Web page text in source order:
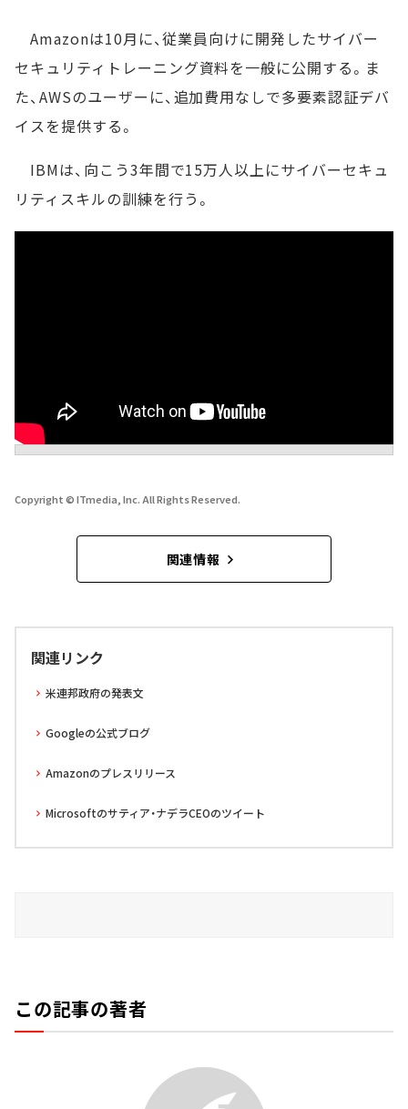
Amazonは10月に、従業員向けに開発したサイバー
セキュリティトレーニング資料を一般に公開する。ま
た、AWSのユーザーに、追加費用なしで多要素認証デバ
イスを提供する。
IBMは、向こう3年間で15万人以上にサイバーセキュ
リティスキルの訓練を行う。
Copyright © ITmedia, Inc. All Rights Reserved.
関連情報
関連リンク
米連邦政府の発表文
Googleの公式ブログ
Amazonのプレスリリース
Microsoftのサティア・ナデラCEOのツイート
この記事の著者